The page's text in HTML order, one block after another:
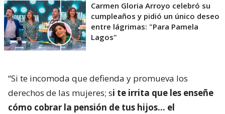
Carmen Gloria Arroyo celebró su
cumpleaños y pidió un único deseo
entre lágrimas: "Para Pamela
Lagos"
“Si te incomoda que defienda y promueva los
derechos de las mujeres; si te irrita que les enseñe
cómo cobrar la pensión de tus hijos… el